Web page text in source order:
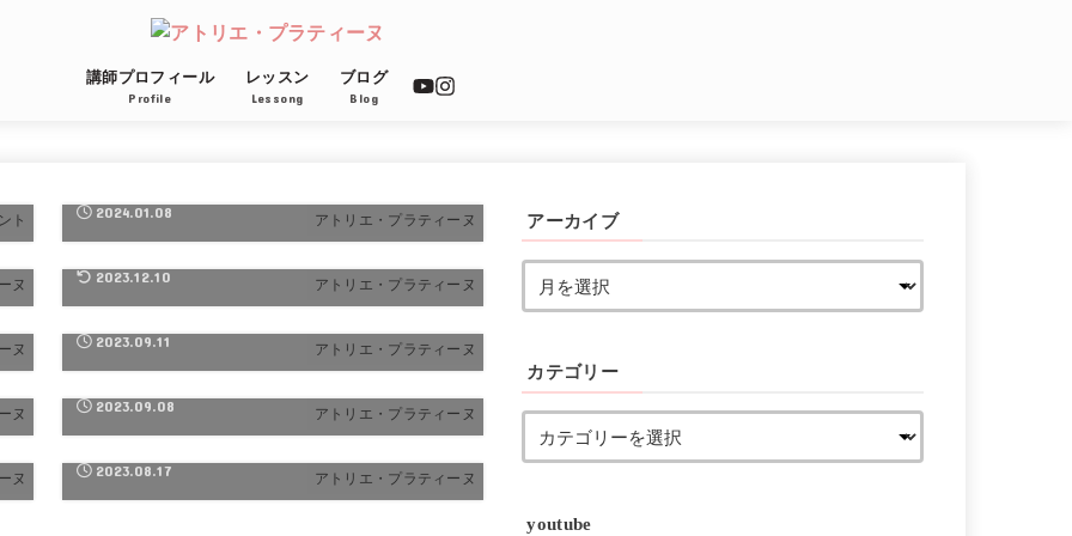
講師プロフィール
Profile
レッスン
Lessong
ブログ
Blog
ト アトリエ・プラティーヌ
2024.01.08
ヌ アトリエ・プラティーヌ
スパイスを使って簡単に！爽やかな香り際立
2023.12.10
ヌ アトリエ・プラティーヌ
タコとセロリの和風青じそマリネ スパイス
2023.09.11
ヌ アトリエ・プラティーヌ
クミン＆コリアンダー香るパリモチチキン
2023.09.08
ヌ アトリエ・プラティーヌ
2023.08.17
アーカイブ
カテゴリー
youtube